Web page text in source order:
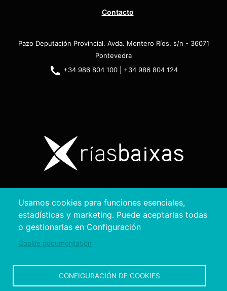
Usamos cookies para funciones esenciales,
estadísticas y marketing. Puede aceptarlas todas
o gestionarlas en Configuración
Cookie documentation
CONFIGURACIÓN DE COOKIES
Contacto
Pazo Deputación Provincial. Avda. Montero Ríos, s/n - 36071
Pontevedra
+34 986 804 100 | +34 986 804 124
Reservados todos los derechos
Aviso
Legal
Accesibilidad Protección de
datos
Política de
Mapa